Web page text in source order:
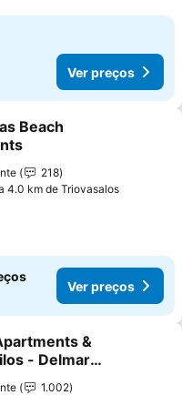
Ver preços
aos favoritos
Beach
218
4.0 km de Triovasalos
Ver preços
aos favoritos
&
- Delmar
1.002